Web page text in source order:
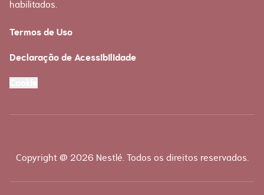
habilitados.
Termos de Uso
Declaração de Acessibilidade
Cookie
Copyright @ 2026 Nestlé. Todos os direitos reservados.